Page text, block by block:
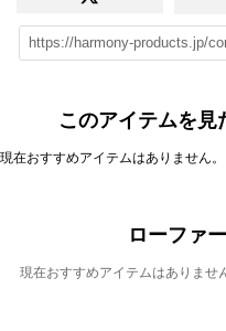
このアイテムを
現在おすすめアイテムはありません。
ローファ
現在おすすめアイテムはありませ